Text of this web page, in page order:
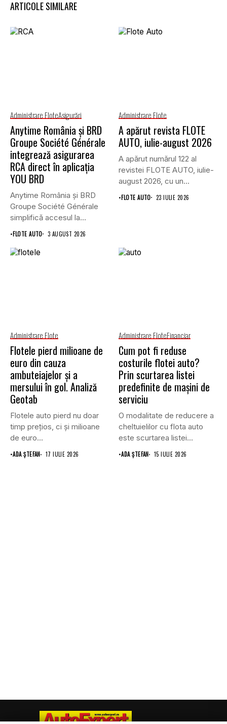
ARTICOLE SIMILARE
Administrare FloteAsigurări
Anytime România și BRD
Groupe Société Générale
integrează asigurarea
RCA direct în aplicația
YOU BRD
Anytime România și BRD
Groupe Société Générale
simplifică accesul la
asigurările auto...
•FLOTE AUTO 3 AUGUST 2026
Administrare Flote
A apărut revista FLOTE
AUTO, iulie-august 2026
A apărut numărul 122 al
revistei FLOTE AUTO, iulie-
august 2026, cu un...
•FLOTE AUTO 23 IULIE 2026
Administrare Flote
Flotele pierd milioane de
euro din cauza
ambuteiajelor și a
mersului în gol. Analiză
Geotab
Flotele auto pierd nu doar
timp prețios, ci și milioane
de euro...
•ADA ȘTEFAN 17 IULIE 2026
Administrare FloteFinanciar
Cum pot fi reduse
costurile flotei auto?
Prin scurtarea listei
predefinite de mașini de
serviciu
O modalitate de reducere a
cheltuielilor cu flota auto
este scurtarea listei...
•ADA ȘTEFAN 15 IULIE 2026